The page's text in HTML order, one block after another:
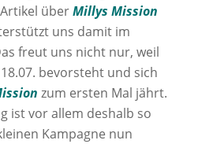
überMillys Mission
uns damit im
freut uns nicht nur, weil
bevorsteht und sich
zum ersten Mal jährt.
ist vor allem deshalb so
Kampagne nun